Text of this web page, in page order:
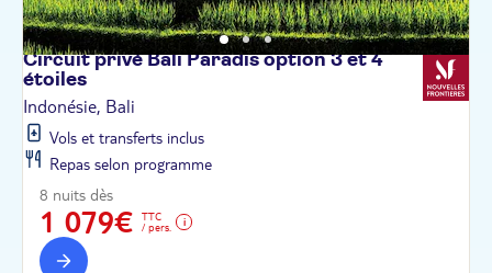
Circuit privé Bali Paradis option 3 et 4
étoiles
Indonésie, Bali
Vols et transferts inclus
Repas selon programme
8 nuits dès
1 079€
TTC
/ pers.